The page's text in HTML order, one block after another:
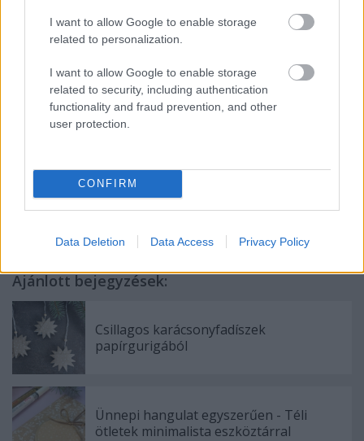
I want to allow Google to enable storage
related to personalization.
I want to allow Google to enable storage
related to security, including authentication
functionality and fraud prevention, and other
user protection.
CONFIRM
Data Deletion Data Access Privacy Policy
egyszerű lesz! KattintsatokIDE, és olvassátok el a
részletes elkészítési útmutatómat!
Tovább a részletes útmutatóhoz!
Címkék:karácsony papír hajtogatás
Ajánlott bejegyzések:
Csillagos karácsonyfadíszek
papírgurigából
Ünnepi hangulat egyszerűen - Téli
ötletek minimalista eszköztárral